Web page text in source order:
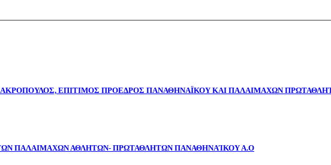
ΕΠΙΤΙΜΟΣ ΠΡΟΕΔΡΟΣ ΠΑΝΑΘΗΝΑΪΚΟΥ ΚΑΙ ΠΑΛΑΙΜΑΧΩΝ
ΠΑΛΑΙΜΑΧΩΝ ΑΘΛΗΤΩΝ- ΠΡΩΤΑΘΛΗΤΩΝ ΠΑΝΑΘΗΝΑΊΚΟΥ Α.Ο